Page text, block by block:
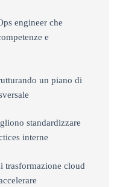
engineer che
e
un piano di
standardizzare
interne
trasformazione cloud